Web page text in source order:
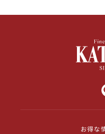
お得な